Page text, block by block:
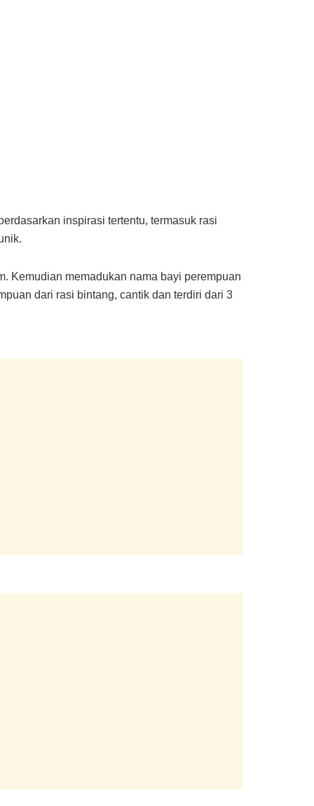
inspirasi tertentu, termasuk rasi
Kemudian memadukan nama bayi perempuan
dari rasi bintang, cantik dan terdiri dari 3